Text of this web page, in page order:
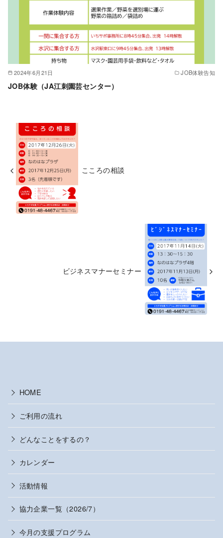
2024年6月21日 JOB体験告知
JOB体験（JA江刺園芸センター）
こころの相談
ビジネスマナーセミナー
HOME
ご利用の流れ
どんなことをするの？
カレンダー
活動情報
協力企業一覧（2026/7）
今月の支援プログラム